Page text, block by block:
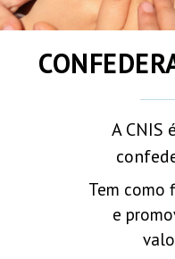
A CNIS
Tem como
e